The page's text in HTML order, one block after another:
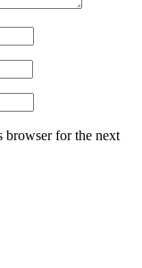
browser for the next